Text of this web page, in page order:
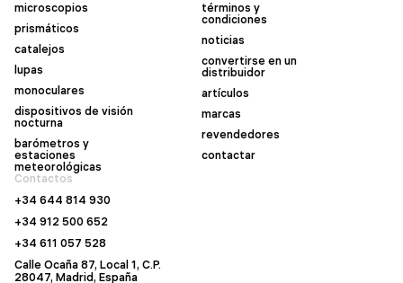
microscopios
prismáticos
catalejos
lupas
monoculares
dispositivos de visión
nocturna
barómetros y
estaciones
meteorológicas
términos y
condiciones
noticias
convertirse en un
distribuidor
artículos
marcas
revendedores
contactar
Contactos
+34 644 814 930
+34 912 500 652
+34 611 057 528
Calle Ocaña 87, Local 1, C.P.
28047, Madrid, España